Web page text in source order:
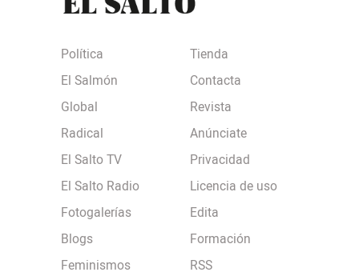
Política
El Salmón
Global
Radical
El Salto TV
El Salto Radio
Fotogalerías
Blogs
Feminismos
Tienda
Contacta
Revista
Anúnciate
Privacidad
Licencia de uso
Edita
Formación
RSS